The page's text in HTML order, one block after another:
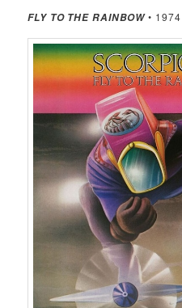
FLY TO THE RAINBOW• 1974